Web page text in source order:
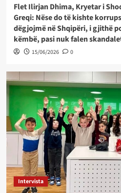
Flet Ilirjan Dhima, Kryetar i
Greqi: Nëse do të kishte
dëgjojmë në Shqipëri, i gjithë
këmbë, pasi nuk falen
15/06/2026 0
Intervista